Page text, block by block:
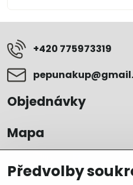
+420 775973319
Objednávky
Mapa
Předvolby